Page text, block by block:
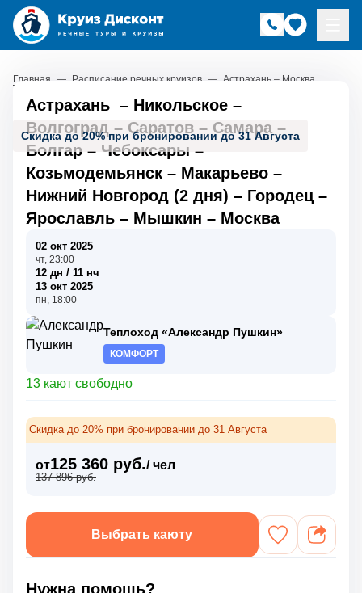
Главная — Расписание речных круизов — Астрахань – Москва
Скидка до 20% при бронировании до 31 Августа
Астрахань – Никольское –
Волгоград – Саратов – Самара –
Болгар – Чебоксары –
Козьмодемьянск – Макарьево –
Нижний Новгород (2 дня) – Городец–
Ярославль – Мышкин – Москва
02 окт 2025
чт, 23:00
12 дн / 11 нч
13 окт 2025
пн, 18:00
Теплоход «Александр Пушкин»
КОМФОРТ
13 кают свободно
Скидка до 20% при бронировании до 31 Августа
от125 360 руб./ чел
137 896 руб.
Выбрать каюту
Нужна помощь?